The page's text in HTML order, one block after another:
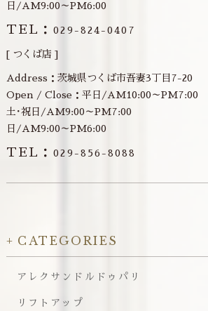
日/AM9:00～PM6:00
TEL：029-824-0407
[ つくば店 ]
Address：茨城県つくば市吾妻3丁目7-20
Open / Close：平日/AM10:00～PM7:00
土･祝日/AM9:00～PM7:00
日/AM9:00～PM6:00
TEL：029-856-8088
CATEGORIES
アレクサンドルドゥパリ
リフトアップ